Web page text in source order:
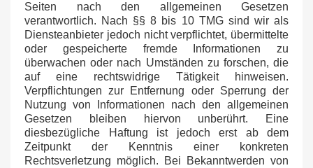
Seiten nach den allgemeinen Gesetzen
verantwortlich. Nach §§ 8 bis 10 TMG sind wir als
Diensteanbieter jedoch nicht verpflichtet, übermittelte
oder gespeicherte fremde Informationen zu
überwachen oder nach Umständen zu forschen, die
auf eine rechtswidrige Tätigkeit hinweisen.
Verpflichtungen zur Entfernung oder Sperrung der
Nutzung von Informationen nach den allgemeinen
Gesetzen bleiben hiervon unberührt. Eine
diesbezügliche Haftung ist jedoch erst ab dem
Zeitpunkt der Kenntnis einer konkreten
Rechtsverletzung möglich. Bei Bekanntwerden von